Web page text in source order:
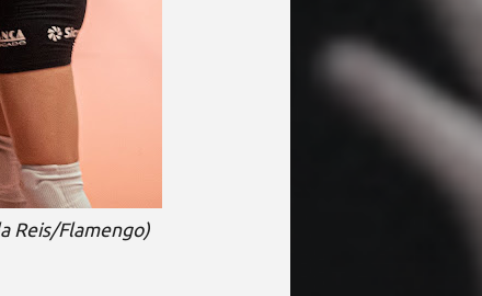
Reis/Flamengo)